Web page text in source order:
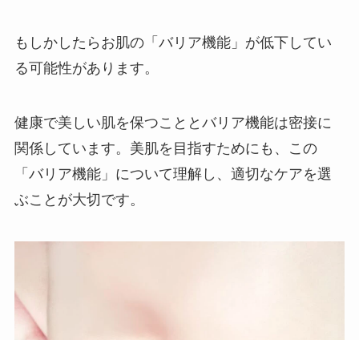
もしかしたらお肌の「バリア機能」が低下してい
る可能性があります。
健康で美しい肌を保つこととバリア機能は密接に
関係しています。美肌を目指すためにも、この
「バリア機能」について理解し、適切なケアを選
ぶことが大切です。